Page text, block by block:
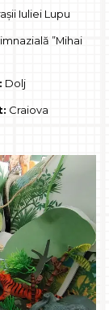
Iuliei Lupu
”Mihai
Dolj
Craiova